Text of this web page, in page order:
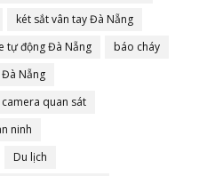
két sắt vân tay Đà Nẵng
tự động Đà Nẵng
báo cháy
Nẵng
quan sát
ninh
Du lịch